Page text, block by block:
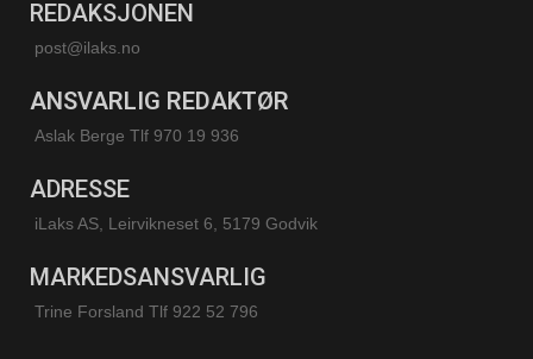
REDAKSJONEN
post@ilaks.no
ANSVARLIG REDAKTØR
Aslak Berge Tlf 970 19 936
ADRESSE
iLaks AS, Leirvikneset 6, 5179 Godvik
MARKEDSANSVARLIG
Trine Forsland Tlf 922 52 796